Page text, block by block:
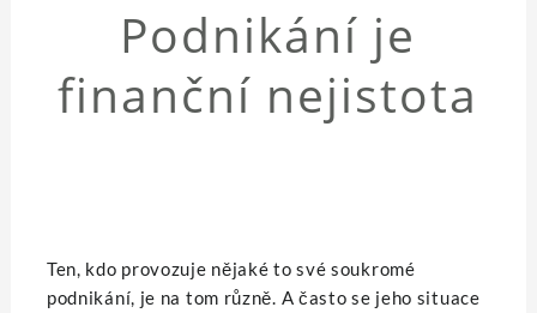
Podnikání je
finanční nejistota
Ten, kdo provozuje nějaké to své soukromé
podnikání, je na tom různě. A často se jeho situace